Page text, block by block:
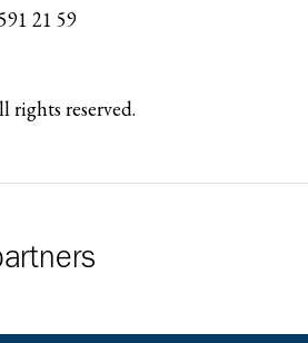
21 59
rights reserved.